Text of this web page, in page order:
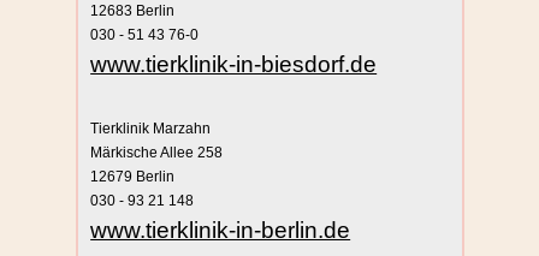
12683 Berlin
030 - 51 43 76-0
www.tierklinik-in-biesdorf.de
Tierklinik Marzahn
Märkische Allee 258
12679 Berlin
030 - 93 21 148
www.tierklinik-in-berlin.de